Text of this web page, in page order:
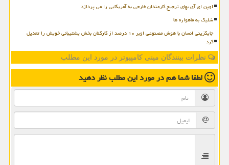
اوپن ای آی بهای ترجیح کارمندان خارجی به آمریکایی را می پردازد
شلیک به ماهواره ها
جایگزینی انسان با هوش مصنوعی اوبر ۱۰ درصد از کارکنان بخش پشتیبانی خویش را تعدیل
کرد
نظرات بینندگان مینی کامپیوتر در مورد این مطلب
لطفا شما همدر مورد این مطلبنظر دهید